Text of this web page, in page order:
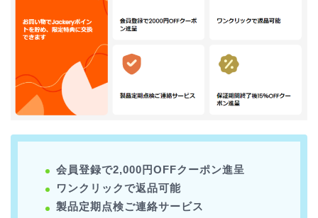
会員登録で2,000円OFFクーポン進呈
ワンクリックで返品可能
製品定期点検ご連絡サービス